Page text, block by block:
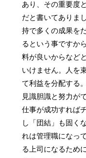
あり、その重要度
だと書いてありま
持で多くの成果を
るという事ですか
料が良いからなど
いけません。人を
て利益を分配する
見識胆識と努力が
仕事が成功すれば
し「団結」も固く
れは管理職になっ
る上司になるため